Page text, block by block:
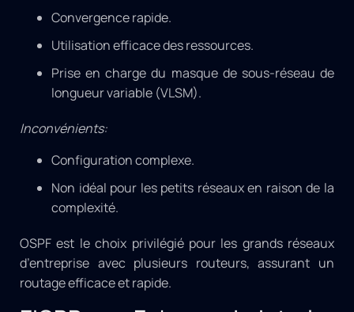
Convergence rapide.
Utilisation efficace des ressources.
Prise en charge du masque de sous-réseau de
longueur variable (VLSM).
Inconvénients:
Configuration complexe.
Non idéal pour les petits réseaux en raison de la
complexité.
OSPF est le choix privilégié pour les grands réseaux
d’entreprise avec plusieurs routeurs, assurant un
routage efficace et rapide.